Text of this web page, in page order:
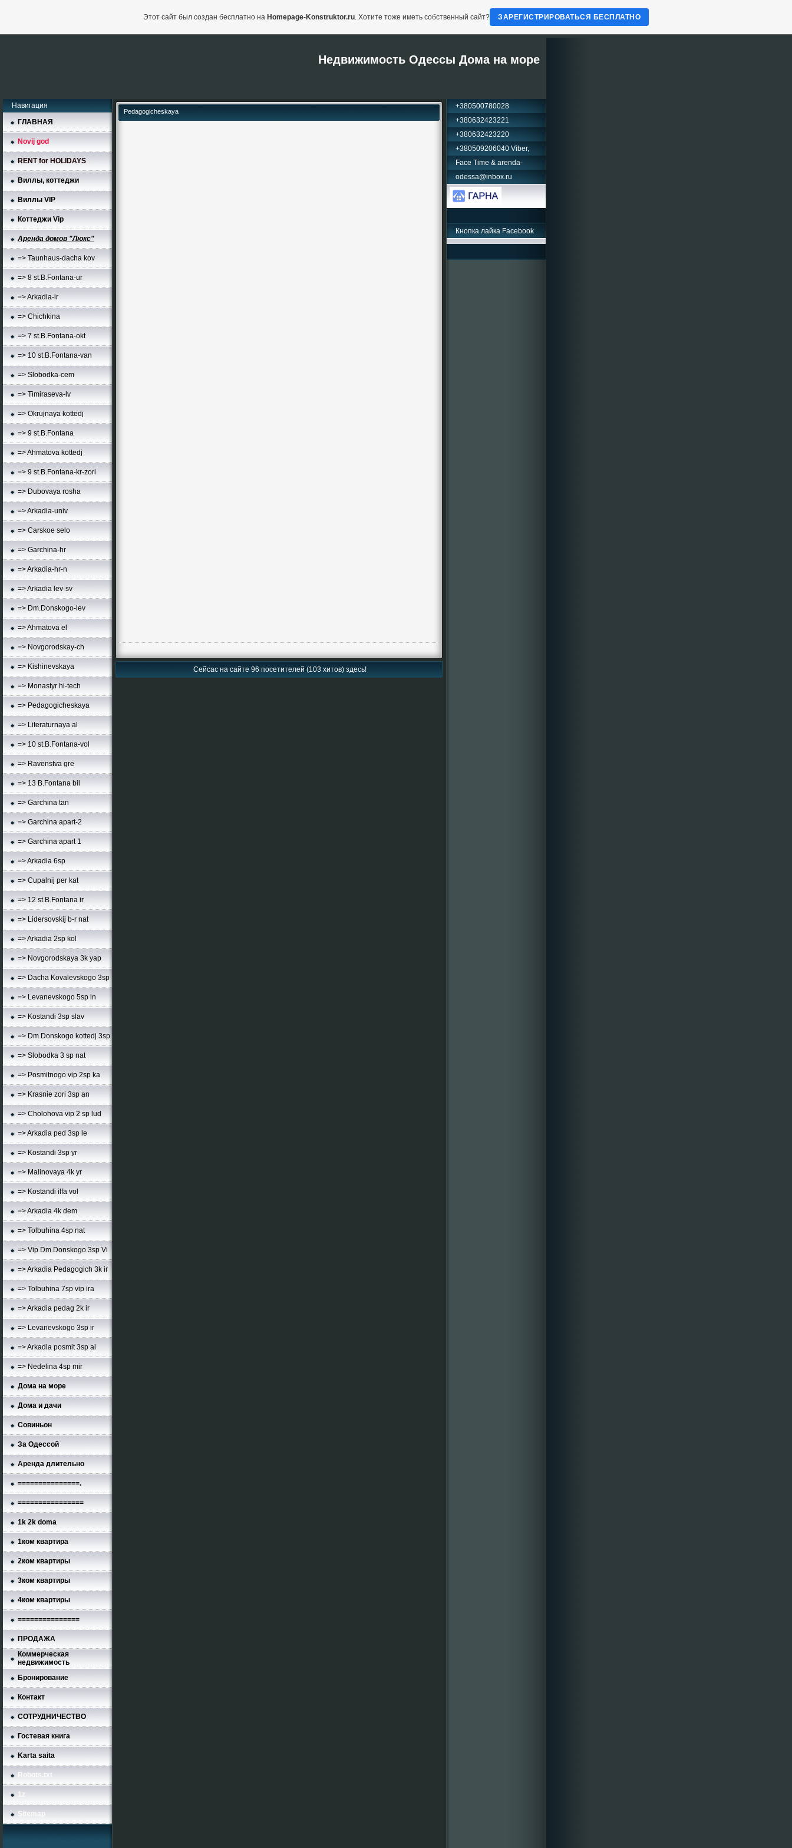
Недвижимость Одессы Дома на море
Навигация
ГЛАВНАЯ
Novij god
RENT for HOLIDAYS
Виллы, коттеджи
Виллы VIP
Коттеджи Vip
Аренда домов "Люкс"
=> Taunhaus-dacha kov
=> 8 st.B.Fontana-ur
=> Arkadia-ir
=> Chichkina
=> 7 st.B.Fontana-okt
=> 10 st.B.Fontana-van
=> Slobodka-cem
=> Timiraseva-lv
=> Okrujnaya kottedj
=> 9 st.B.Fontana
=> Ahmatova kottedj
=> 9 st.B.Fontana-kr-zori
=> Dubovaya rosha
=> Arkadia-univ
=> Carskoe selo
=> Garchina-hr
=> Arkadia-hr-n
=> Arkadia lev-sv
=> Dm.Donskogo-lev
=> Ahmatova el
=> Novgorodskay-ch
=> Kishinevskaya
=> Monastyr hi-tech
=> Pedagogicheskaya
=> Literaturnaya al
=> 10 st.B.Fontana-vol
=> Ravenstva gre
=> 13 B.Fontana bil
=> Garchina tan
=> Garchina apart-2
=> Garchina apart 1
=> Arkadia 6sp
=> Cupalnij per kat
=> 12 st.B.Fontana ir
=> Lidersovskij b-r nat
=> Arkadia 2sp kol
=> Novgorodskaya 3k yap
=> Dacha Kovalevskogo 3sp
=> Levanevskogo 5sp in
=> Kostandi 3sp slav
=> Dm.Donskogo kottedj 3sp
=> Slobodka 3 sp nat
=> Posmitnogo vip 2sp ka
=> Krasnie zori 3sp an
=> Cholohova vip 2 sp lud
=> Arkadia ped 3sp le
=> Kostandi 3sp yr
=> Malinovaya 4k yr
=> Kostandi ilfa vol
=> Arkadia 4k dem
=> Tolbuhina 4sp nat
=> Vip Dm.Donskogo 3sp Vi
=> Arkadia Pedagogich 3k ir
=> Tolbuhina 7sp vip ira
=> Arkadia pedag 2k ir
=> Levanevskogo 3sp ir
=> Arkadia posmit 3sp al
=> Nedelina 4sp mir
Дома на море
Дома и дачи
Совиньон
За Одессой
Аренда длительно
===============.
================
1k 2k doma
1ком квартира
2ком квартиры
3ком квартиры
4ком квартиры
===============
ПРОДАЖА
Коммерческая
недвижимость
Бронирование
Контакт
СОТРУДНИЧЕСТВО
Гостевая книга
Karta saita
Robots.txt
1z
Sitemap
Pedagogicheskaya
Сейсас на сайте 96 посетителей (103 хитов) здесь!
+380500780028
+380632423221
+380632423220
+380509206040 Viber,
Face Time & arenda-
odessa@inbox.ru
Кнопка лайка Facebook
Этот сайт был создан бесплатно на Homepage-Konstruktor.ru. Хотите тоже иметь собственный сайт? ЗАРЕГИСТРИРОВАТЬСЯ БЕСПЛАТНО